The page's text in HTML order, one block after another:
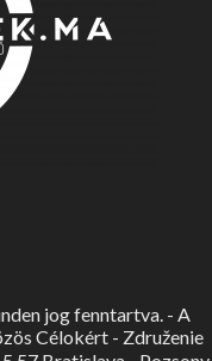
jog fenntartva. - A
Célokért - Združenie